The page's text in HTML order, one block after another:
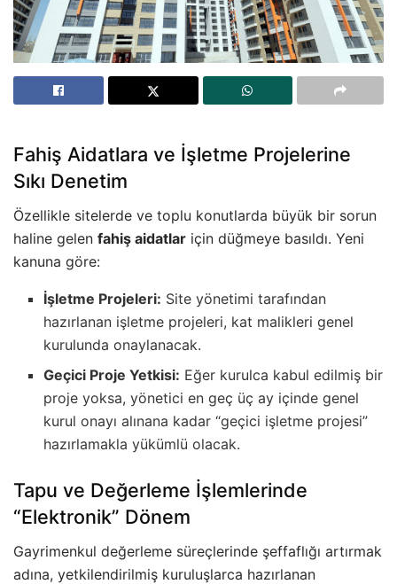
Fahiş Aidatlara ve İşletme Projelerine
Sıkı Denetim
Özellikle sitelerde ve toplu konutlarda büyük bir sorun
haline gelen fahiş aidatlar için düğmeye basıldı. Yeni
kanuna göre:
İşletme Projeleri: Site yönetimi tarafından
hazırlanan işletme projeleri, kat malikleri genel
kurulunda onaylanacak.
Geçici Proje Yetkisi: Eğer kurulca kabul edilmiş bir
proje yoksa, yönetici en geç üç ay içinde genel
kurul onayı alınana kadar “geçici işletme projesi”
hazırlamakla yükümlü olacak.
Tapu ve Değerleme İşlemlerinde
“Elektronik” Dönem
Gayrimenkul değerleme süreçlerinde şeffaflığı artırmak
adına, yetkilendirilmiş kuruluşlarca hazırlanan